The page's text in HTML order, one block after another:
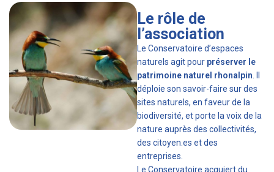
Le rôle de
l’association
Le Conservatoire d’espaces
naturels agit pour préserver le
patrimoine naturel rhonalpin
déploie son savoir-faire sur des
sites naturels, en faveur de la
biodiversité, et porte la voix de la
nature auprès des collectivités,
des citoyen.es et des
entreprises.
Le Conservatoire acquiert du